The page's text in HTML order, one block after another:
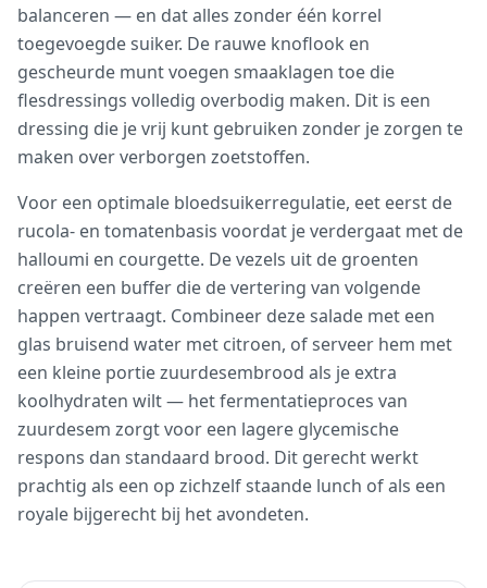
balanceren — en dat alles zonder één korrel
toegevoegde suiker. De rauwe knoflook en
gescheurde munt voegen smaaklagen toe die
flesdressings volledig overbodig maken. Dit is een
dressing die je vrij kunt gebruiken zonder je zorgen te
maken over verborgen zoetstoffen.
Voor een optimale bloedsuikerregulatie, eet eerst de
rucola- en tomatenbasis voordat je verdergaat met de
halloumi en courgette. De vezels uit de groenten
creëren een buffer die de vertering van volgende
happen vertraagt. Combineer deze salade met een
glas bruisend water met citroen, of serveer hem met
een kleine portie zuurdesembrood als je extra
koolhydraten wilt — het fermentatieproces van
zuurdesem zorgt voor een lagere glycemische
respons dan standaard brood. Dit gerecht werkt
prachtig als een op zichzelf staande lunch of als een
royale bijgerecht bij het avondeten.